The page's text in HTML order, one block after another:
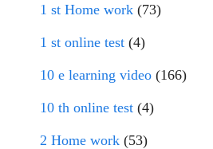
1 st Home work (73)
1 st online test (4)
10 e learning video (166)
10 th online test (4)
2 Home work (53)